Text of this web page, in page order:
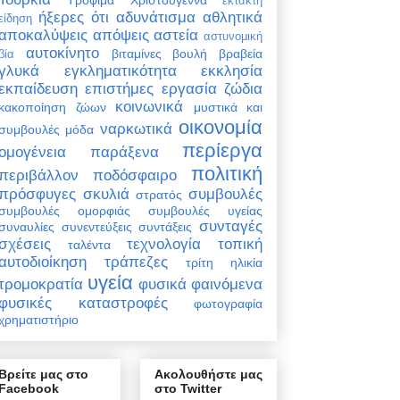
ήξερες ότι αδυνάτισμα αθλητικά
απόψεις αστεία αστυνομική
βία
αυτοκίνητο βιταμίνες βουλή βραβεία
εγκληματικότητα
εκκλησία
επιστήμες εργασία ζώδια
κακοποίηση ζώων κοινωνικά
μυστικά και
μόδα ναρκωτικά οικονομία
παράξενα περίεργα
ποδόσφαιρο πολιτική
σκυλιά στρατός συμβουλές
ομορφιάς
συμβουλές υγείας
συνεντεύξεις συντάξεις συνταγές
ταλέντα τεχνολογία
τοπική
τράπεζες τρίτη ηλικία
υγεία φυσικά φαινόμενα
καταστροφές
φωτογραφία
Βρείτε μας στο
Facebook
Ακολουθήστε μας
στο Twitter